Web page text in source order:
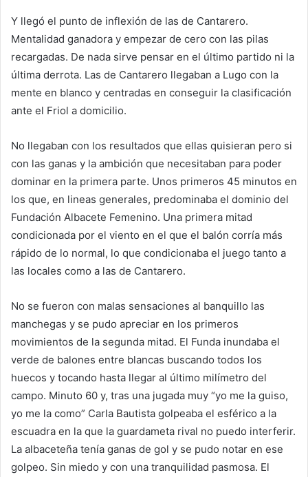
Y llegó el punto de inflexión de las de Cantarero.
Mentalidad ganadora y empezar de cero con las pilas
recargadas. De nada sirve pensar en el último partido ni la
última derrota. Las de Cantarero llegaban a Lugo con la
mente en blanco y centradas en conseguir la clasificación
ante el Friol a domicilio.
No llegaban con los resultados que ellas quisieran pero si
con las ganas y la ambición que necesitaban para poder
dominar en la primera parte. Unos primeros 45 minutos en
los que, en lineas generales, predominaba el dominio del
Fundación Albacete Femenino. Una primera mitad
condicionada por el viento en el que el balón corría más
rápido de lo normal, lo que condicionaba el juego tanto a
las locales como a las de Cantarero.
No se fueron con malas sensaciones al banquillo las
manchegas y se pudo apreciar en los primeros
movimientos de la segunda mitad. El Funda inundaba el
verde de balones entre blancas buscando todos los
huecos y tocando hasta llegar al último milímetro del
campo. Minuto 60 y, tras una jugada muy “yo me la guiso,
yo me la como” Carla Bautista golpeaba el esférico a la
escuadra en la que la guardameta rival no puedo interferir.
La albaceteña tenía ganas de gol y se pudo notar en ese
golpeo. Sin miedo y con una tranquilidad pasmosa. El